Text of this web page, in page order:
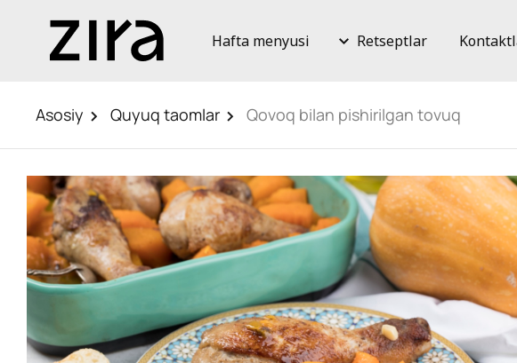
Hafta menyusi Retseptlar
Asosiy Quyuq taomlar Qovoq bilan pishirilgan tovuq